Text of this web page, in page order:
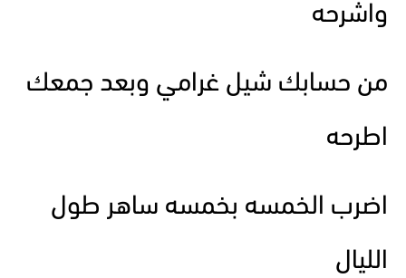
واشرحه
من حسابك شيل غرامي وبعد جمعك
اطرحه
اضرب الخمسه بخمسه ساهر طول
الليال